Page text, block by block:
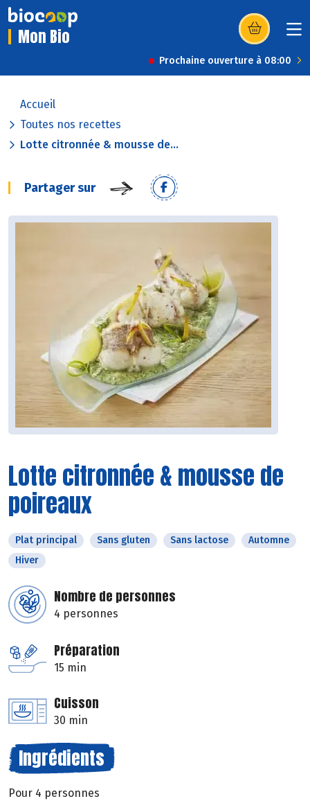
Mon Bio (s’ouvre dans
Prochaine ouverture à 08:00
Accueil
Toutes nos recettes
Lotte citronnée & mousse de...
Partager sur
Lotte citronnée & mousse de
poireaux
Plat principal Sans gluten Sans lactose
Automne
Hiver
Nombre de personnes
4 personnes
Préparation
15 min
Cuisson
30 min
Ingrédients
Pour 4 personnes